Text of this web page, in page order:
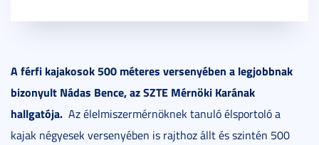
A férfi kajakosok 500 méteres versenyében a legjobbnak
bizonyult Nádas Bence, az SZTE Mérnöki Karának
hallgatója. Az élelmiszermérnöknek tanuló élsportoló a
kajak négyesek versenyében is rajthoz állt és szintén 500